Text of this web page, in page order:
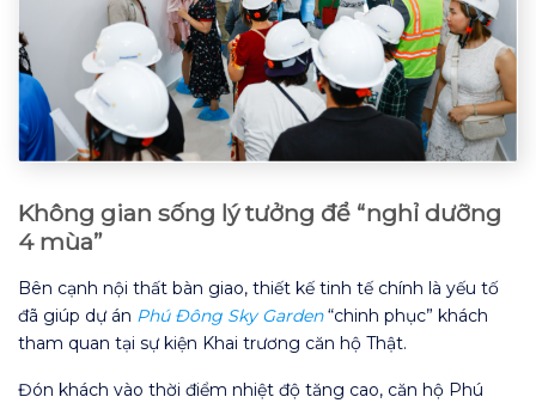
Không gian sống lý tưởng để “nghỉ dưỡng
4 mùa”
Bên cạnh nội thất bàn giao, thiết kế tinh tế chính là yếu tố
đã giúp dự án Phú Đông Sky Garden“chinh phục” khách
tham quan tại sự kiện Khai trương căn hộ Thật.
Đón khách vào thời điểm nhiệt độ tăng cao, căn hộ Phú